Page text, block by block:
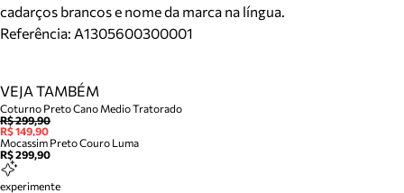
cadarços brancos e nome da marca na língua.
Referência: A1305600300001
VEJA TAMBÉM
Coturno Preto Cano Medio Tratorado
R$ 299,90
R$ 149,90
Mocassim Preto Couro Luma
R$ 299,90
experimente